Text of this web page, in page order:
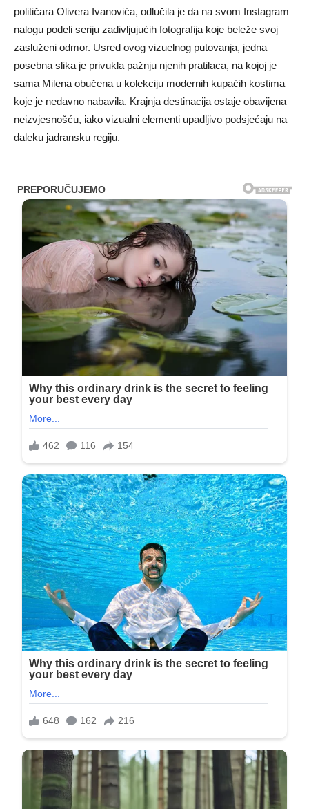
političara Olivera Ivanovića, odlučila je da na svom Instagram
nalogu podeli seriju zadivljujućih fotografija koje beleže svoj
zasluženi odmor. Usred ovog vizuelnog putovanja, jedna
posebna slika je privukla pažnju njenih pratilaca, na kojoj je
sama Milena obučena u kolekciju modernih kupaćih kostima
koje je nedavno nabavila. Krajnja destinacija ostaje obavijena
neizvjesnošću, iako vizualni elementi upadljivo podsjećaju na
daleku jadransku regiju.